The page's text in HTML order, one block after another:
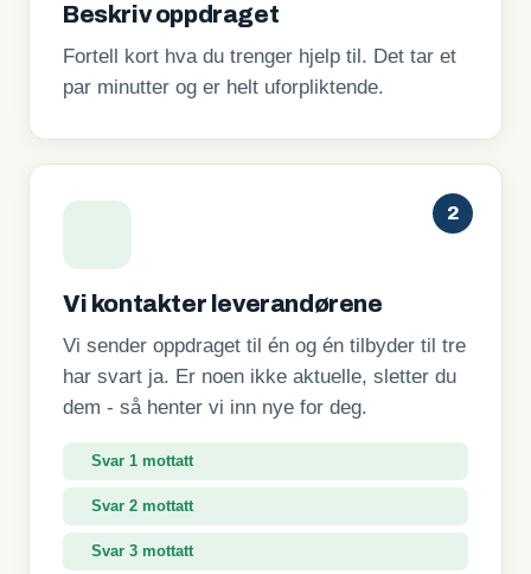
Beskriv oppdraget
Fortell kort hva du trenger hjelp til. Det tar et
par minutter og er helt uforpliktende.
2
Vi kontakter leverandørene
Vi sender oppdraget til én og én tilbyder til tre
har svart ja. Er noen ikke aktuelle, sletter du
dem - så henter vi inn nye for deg.
Svar 2 mottatt
Svar 3 mottatt